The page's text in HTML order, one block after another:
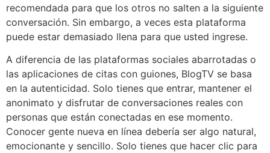
recomendada para que los otros no salten a la siguiente
conversación. Sin embargo, a veces esta plataforma
puede estar demasiado llena para que usted ingrese.
A diferencia de las plataformas sociales abarrotadas o
las aplicaciones de citas con guiones, BlogTV se basa
en la autenticidad. Solo tienes que entrar, mantener el
anonimato y disfrutar de conversaciones reales con
personas que están conectadas en ese momento.
Conocer gente nueva en línea debería ser algo natural,
emocionante y sencillo. Solo tienes que hacer clic para